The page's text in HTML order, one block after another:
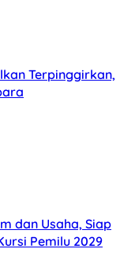
Terpinggirkan,
dan Usaha, Siap
Pemilu 2029